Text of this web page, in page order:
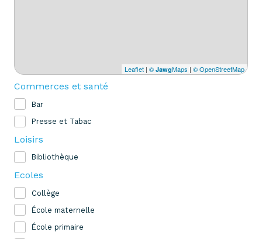
Leaflet | © JawgMaps | © OpenStreetMap
Commerces et santé
Bar
Presse et Tabac
Loisirs
Bibliothèque
Ecoles
Collège
École maternelle
École primaire